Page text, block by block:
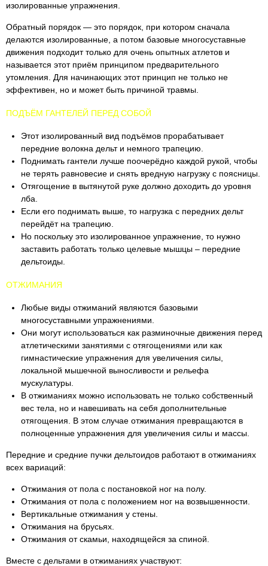
изолированные упражнения.
Обратный порядок — это порядок, при котором сначала
делаются изолированные, а потом базовые многосуставные
движения подходит только для очень опытных атлетов и
называется этот приём принципом предварительного
утомления. Для начинающих этот принцип не только не
эффективен, но и может быть причиной травмы.
ПОДЪЁМ ГАНТЕЛЕЙ ПЕРЕД СОБОЙ
Этот изолированный вид подъёмов прорабатывает
передние волокна дельт и немного трапецию.
Поднимать гантели лучше поочерёдно каждой рукой, чтобы
не терять равновесие и снять вредную нагрузку с поясницы.
Отягощение в вытянутой руке должно доходить до уровня
лба.
Если его поднимать выше, то нагрузка с передних дельт
перейдёт на трапецию.
Но поскольку это изолированное упражнение, то нужно
заставить работать только целевые мышцы – передние
дельтоиды.
ОТЖИМАНИЯ
Любые виды отжиманий являются базовыми
многосуставными упражнениями.
Они могут использоваться как разминочные движения перед
атлетическими занятиями с отягощениями или как
гимнастические упражнения для увеличения силы,
локальной мышечной выносливости и рельефа
мускулатуры.
В отжиманиях можно использовать не только собственный
вес тела, но и навешивать на себя дополнительные
отягощения. В этом случае отжимания превращаются в
полноценные упражнения для увеличения силы и массы.
Передние и средние пучки дельтоидов работают в отжиманиях
всех вариаций:
Отжимания от пола с постановкой ног на полу.
Отжимания от пола с положением ног на возвышенности.
Вертикальные отжимания у стены.
Отжимания на брусьях.
Отжимания от скамьи, находящейся за спиной.
Вместе с дельтами в отжиманиях участвуют: